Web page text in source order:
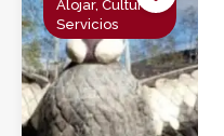
Alojar, Cultura,
Servicios